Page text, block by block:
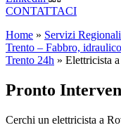
CONTATTACI
Home » Servizi
Trento – Fabbro,
Trento 24h » Elettricista
Pronto
Cerchi un elettricista a